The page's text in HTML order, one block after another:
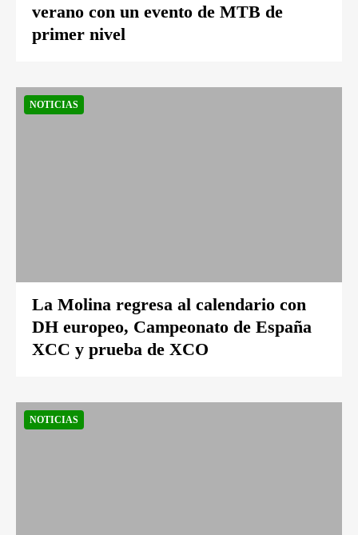
verano con un evento de MTB de
primer nivel
NOTICIAS
La Molina regresa al calendario con
DH europeo, Campeonato de España
XCC y prueba de XCO
NOTICIAS